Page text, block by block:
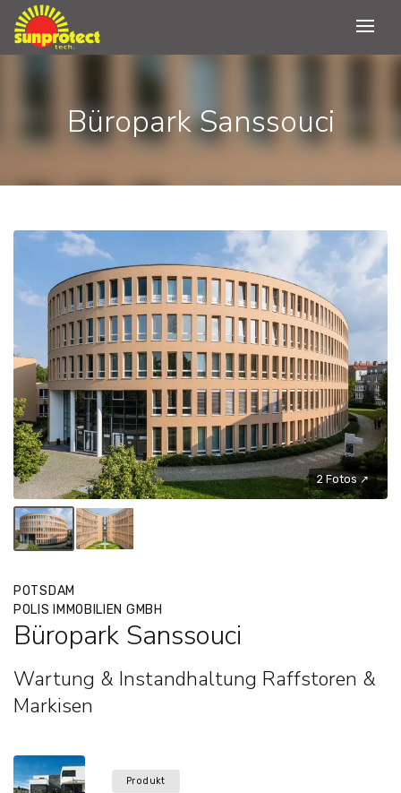
Büropark Sanssouci
2 Fotos ↗
POTSDAM
POLIS IMMOBILIEN GMBH
Büropark Sanssouci
Wartung & Instandhaltung Raffstoren &
Markisen
Produkt